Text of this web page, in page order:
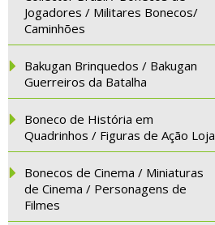
Jogadores / Militares Bonecos/
Caminhões
Bakugan Brinquedos / Bakugan
Guerreiros da Batalha
Boneco de História em
Quadrinhos / Figuras de Ação Loja
Bonecos de Cinema / Miniaturas
de Cinema / Personagens de
Filmes